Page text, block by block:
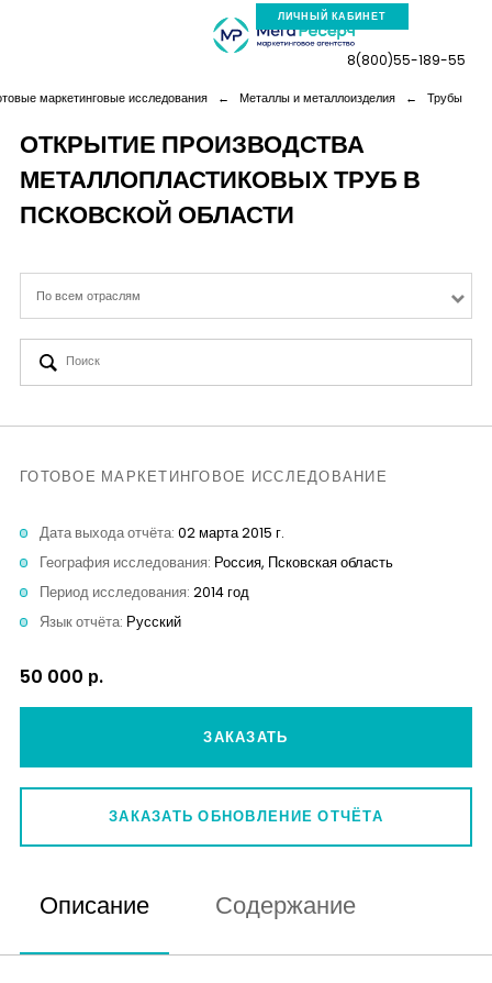
ЛИЧНЫЙ КАБИНЕТ
Компания
Новая реальность
Кейсы
8(800)55-189-55
маркетинговые исследования ← Металлы и металлоизделия ← Трубы
ОТКРЫТИЕ ПРОИЗВОДСТВА
МЕТАЛЛОПЛАСТИКОВЫХ ТРУБ В
ПСКОВСКОЙ ОБЛАСТИ
По всем отраслям
ГОТОВОЕ МАРКЕТИНГОВОЕ ИССЛЕДОВАНИЕ
Дата выхода отчёта: 02 марта 2015 г.
География исследования: Россия, Псковская область
Период исследования: 2014 год
Язык отчёта: Русский
50 000 р.
ЗАКАЗАТЬ
ЗАКАЗАТЬ ОБНОВЛЕНИЕ ОТЧЁТА
Описание Содержание